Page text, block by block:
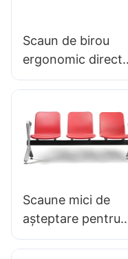
Scaun de birou
ergonomic direct
din fabrică, turnat
IC091 HEWEI
SEATING
Scaune mici de
așteptare pentru
clinici & saloane